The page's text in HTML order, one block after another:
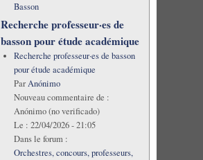
Basson
Recherche professeur·es de
basson pour étude académique
Recherche professeur·es de basson
pour étude académique
ParAnónimo
Nouveau commentaire de :
Anónimo (no verificado)
Le : 22/04/2026 - 21:05
Dans le forum :
Orchestres, concours, professeurs,